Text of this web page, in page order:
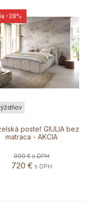
posteľ GIULIA bez
matraca - AKCIA
-28%
999 €s DPH
720 € s DPH